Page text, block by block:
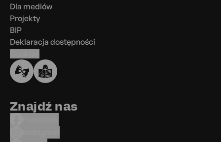
Dla mediów
Projekty
BIP
Deklaracja dostępności
Znajdź nas